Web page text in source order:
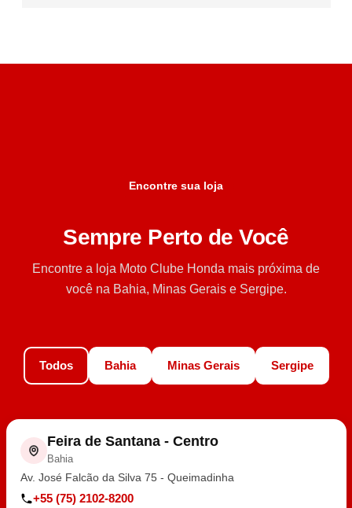
Encontre sua loja
Sempre Perto de Você
Encontre a loja Moto Clube Honda mais próxima de
você na Bahia, Minas Gerais e Sergipe.
Todos Bahia Minas Gerais Sergipe
Feira de Santana - Centro
Bahia
Av. José Falcão da Silva 75 - Queimadinha
+55 (75) 2102-8200